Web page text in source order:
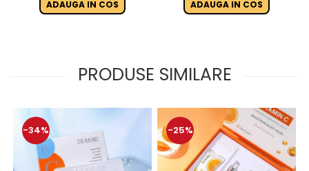
ADAUGA IN COS ADAUGA IN COS
PRODUSE SIMILARE
-34% -25%